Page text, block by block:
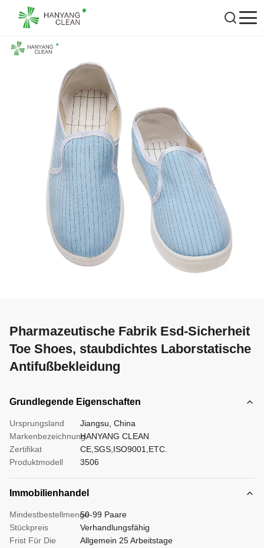
Pharmazeutische Fabrik Esd-Sicherheit
Toe Shoes, staubdichtes Laborstatische
Antifußbekleidung
Grundlegende Eigenschaften
Ursprungsland
Jiangsu, China
MarkenbezeichnungHANYANG CLEAN
Zertifikat
CE,SGS,ISO9001,ETC.
Produktmodell
3506
Immobilienhandel
Mindestbestellmenge50-99 Paare
Stückpreis
Verhandlungsfähig
Frist Für Die
Allgemein 25 Arbeitstage